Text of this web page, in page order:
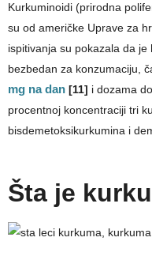
Kurkuminoidi (prirodna
su od američke Uprave za
ispitivanja su pokazala da je
bezbedan za konzumaciju,
mg na dan [11] i dozama do
procentnoj koncentraciji tri
bisdemetoksikurkumina i
Šta je